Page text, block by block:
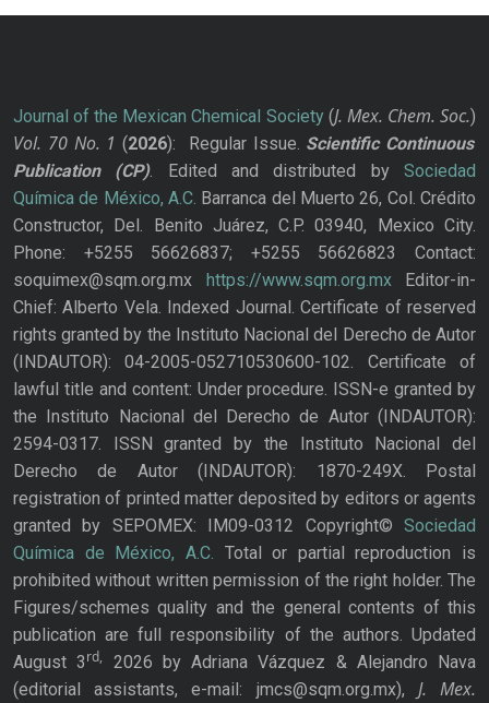
Journal of the Mexican Chemical Society(J. Mex. Chem. Soc.)
Vol. 70 No. 1 (2026): Regular Issue. Scientific Continuous
Publication
(CP). Edited and distributed bySociedad
Química de México, A.C. Barranca del Muerto 26, Col. Crédito
Constructor, Del. Benito Juárez, C.P. 03940, Mexico City.
Phone: +5255 56626837; +5255 56626823 Contact:
soquimex@sqm.org.mx
https://www.sqm.org.mxEditor-in-
Chief: Alberto Vela. Indexed Journal. Certificate of reserved
rights granted by the Instituto Nacional del Derecho de Autor
(INDAUTOR): 04-2005-052710530600-102. Certificate of
lawful title and content: Under procedure. ISSN-e granted by
the Instituto Nacional del Derecho de Autor (INDAUTOR):
2594-0317. ISSN granted by the Instituto Nacional del
Derecho de Autor (INDAUTOR): 1870-249X. Postal
registration of printed matter deposited by editors or agents
granted by SEPOMEX: IM09-0312 Copyright© Sociedad
Química de México, A.C. Total or partial reproduction is
prohibited without written permission of the right holder. The
Figures/schemes quality and the general contents of this
publication are full responsibility of the authors. Updated
August 3rd,
2026 by Adriana Vázquez & Alejandro Nava
(editorial assistants, e-mail: jmcs@sqm.org.mx), J. Mex.